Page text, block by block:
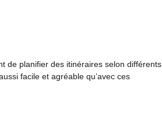
de planifier des itinéraires selon différents
facile et agréable qu’avec ces